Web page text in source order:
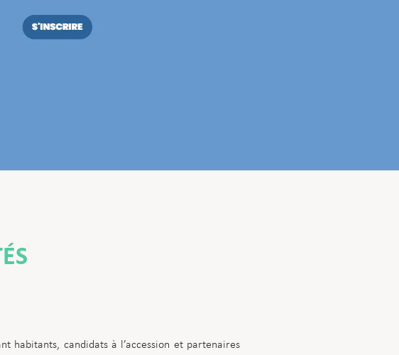
habitants, candidats à l’accession et partenaires